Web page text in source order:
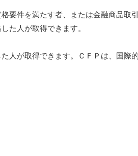
要件を満たす者、または金融商品取
た人が取得できます。
人が取得できます。ＣＦＰは、国際